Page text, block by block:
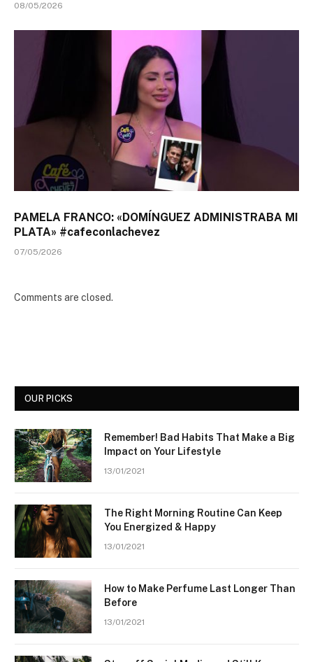
08/05/2026
PAMELA FRANCO: «DOMÍNGUEZ ADMINISTRABA MI
PLATA» #cafeconlachevez
07/05/2026
Comments are closed.
OUR PICKS
Remember! Bad Habits That Make a Big
Impact on Your Lifestyle
13/01/2021
The Right Morning Routine Can Keep
You Energized & Happy
13/01/2021
How to Make Perfume Last Longer Than
Before
13/01/2021